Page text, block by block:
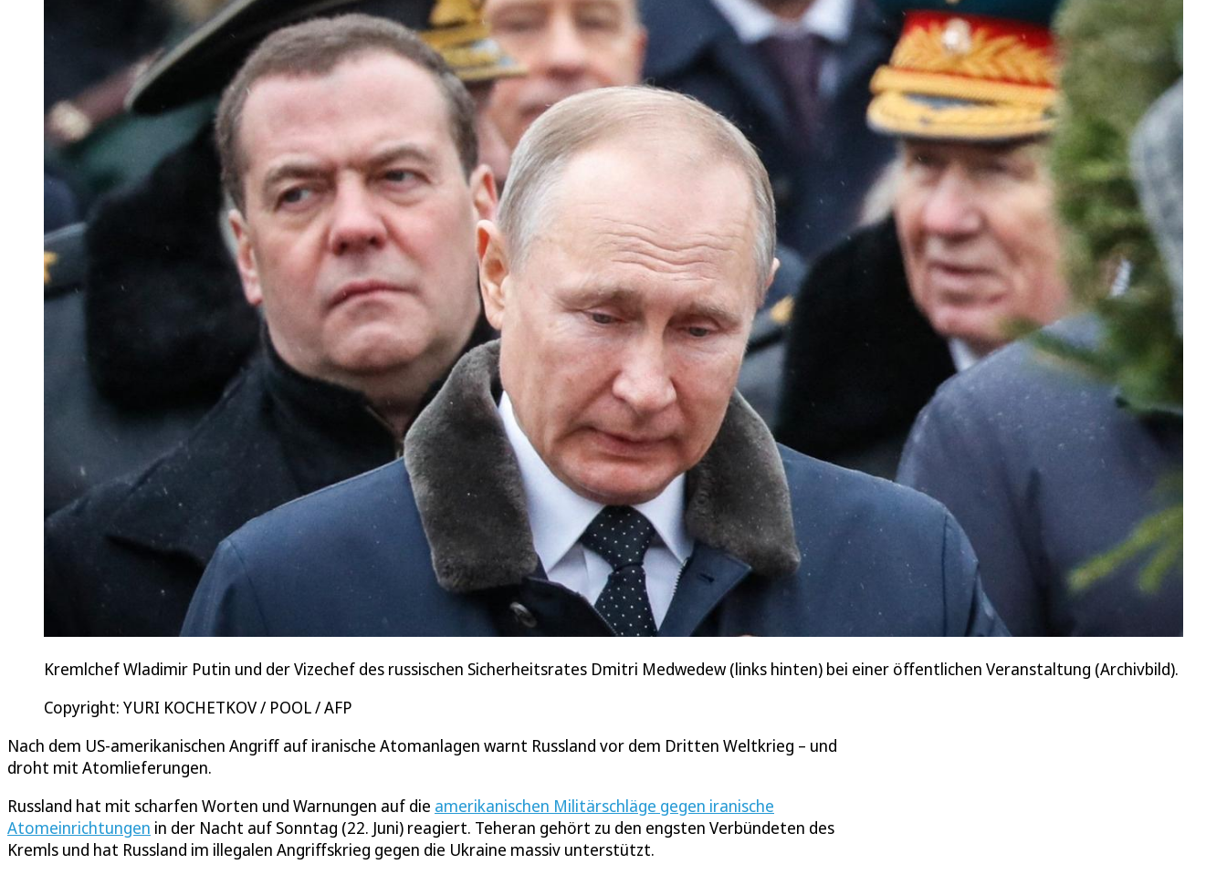
Kremlchef Wladimir Putin und der Vizechef des russischen Sicherheitsrates Dmitri Medwedew (links hinten) bei einer öffentlichen Veranstaltung (Archivbild).
Copyright: YURI KOCHETKOV / POOL / AFP
Nach dem US-amerikanischen Angriff auf iranische Atomanlagen warnt Russland vor dem Dritten Weltkrieg – und
droht mit Atomlieferungen.
Russland hat mit scharfen Worten und Warnungen auf die amerikanischen Militärschläge gegen iranische
Atomeinrichtungen in der Nacht auf Sonntag (22. Juni) reagiert. Teheran gehört zu den engsten Verbündeten des
Kremls und hat Russland im illegalen Angriffskrieg gegen die Ukraine massiv unterstützt.